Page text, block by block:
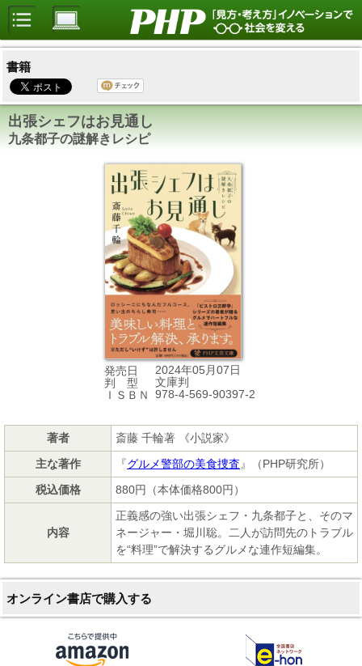
書籍
出張シェフはお見通し
九条都子の謎解きレシピ
発売日
2024年05月07日
判 型
文庫判
ＩＳＢＮ
978-4-569-90397-2
著者
斎藤 千輪著 《小説家》
主な著作
『グルメ警部の美食捜査 』（PHP研究所）
税込価格
880円（本体価格800円）
内容
正義感の強い出張シェフ・九条都子と、そのマ
ネージャー・堀川聡。二人が訪問先のトラブル
を“料理”で解決するグルメな連作短編集。
オンライン書店で購入する